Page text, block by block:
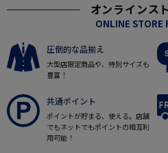
オンラインス
ONLINE STORE
圧倒的な品揃え
大型店限定商品や、特別サイズも
豊富！
共通ポイント
ポイントが貯まる、使える。店舗
でもネットでもポイントの相互利
用可能！